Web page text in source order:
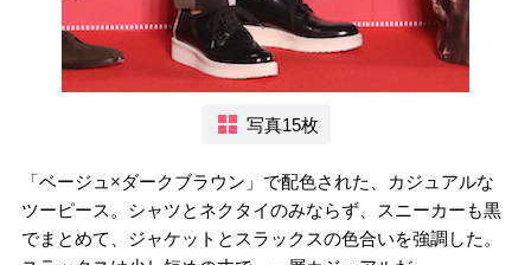
写真15枚
「ベージュ×ダークブラウン」で配色された、カジュアルな
ツーピース。シャツとネクタイのみならず、スニーカーも黒
でまとめて、ジャケットとスラックスの色合いを強調した。